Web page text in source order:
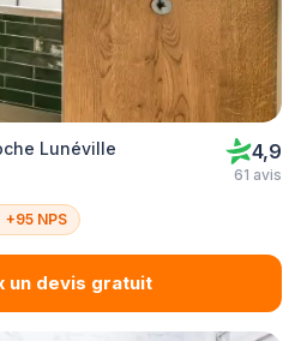
Lunéville 4,9
61 avis
+95 NPS
un devis gratuit